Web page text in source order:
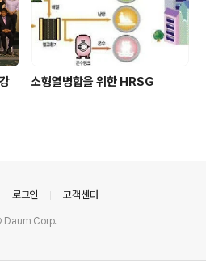
소형열병합을 위한 HRSG
로그인 고객센터
Daum Corp.